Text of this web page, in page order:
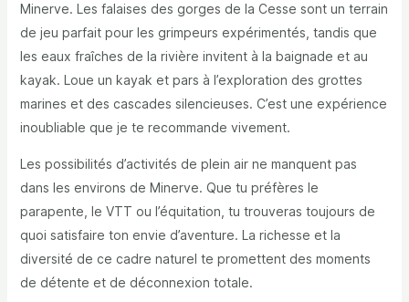
Minerve. Les falaises des gorges de la Cesse sont un terrain
de jeu parfait pour les grimpeurs expérimentés, tandis que
les eaux fraîches de la rivière invitent à la baignade et au
kayak. Loue un kayak et pars à l’exploration des grottes
marines et des cascades silencieuses. C’est une expérience
inoubliable que je te recommande vivement.
Les possibilités d’activités de plein air ne manquent pas
dans les environs de Minerve. Que tu préfères le
parapente, le VTT ou l’équitation, tu trouveras toujours de
quoi satisfaire ton envie d’aventure. La richesse et la
diversité de ce cadre naturel te promettent des moments
de détente et de déconnexion totale.